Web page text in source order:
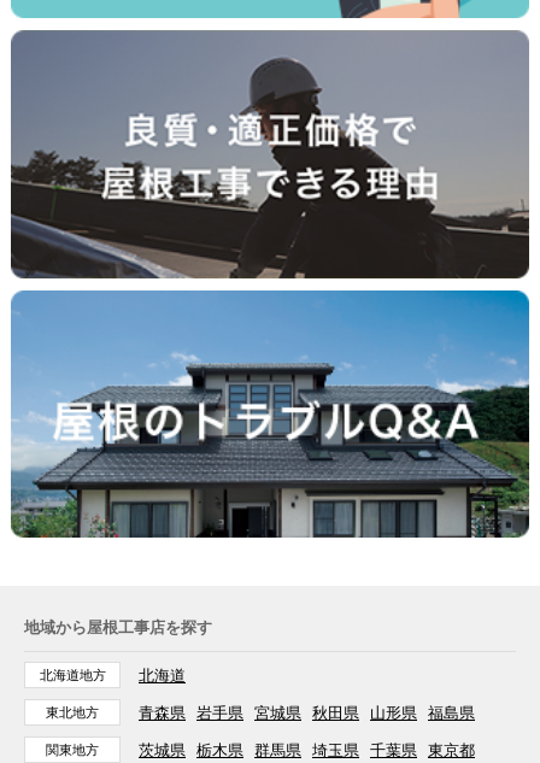
地域から屋根工事店を探す
北海道地方 北海道
東北地方 青森県 岩手県 宮城県 秋田県 山形県 福島県
関東地方 茨城県 栃木県 群馬県 埼玉県 千葉県 東京都